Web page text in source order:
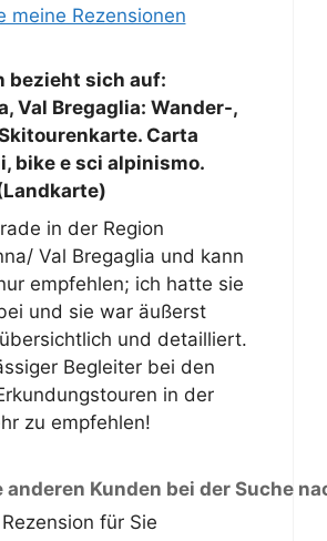
meine Rezensionen
bezieht sich auf:
Val Bregaglia: Wander-,
Carta
bike e sci alpinismo.
in der Region
Val Bregaglia und kann
empfehlen; ich hatte sie
und sie war äußerst
und detailliert.
Begleiter bei den
in der
zu empfehlen!
anderen Kunden bei der Suche
für Sie